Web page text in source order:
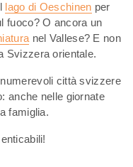
lago di Oeschinen per
fuoco? O ancora un
nel Vallese? E non
Svizzera orientale.
città svizzere
anche nelle giornate
famiglia.